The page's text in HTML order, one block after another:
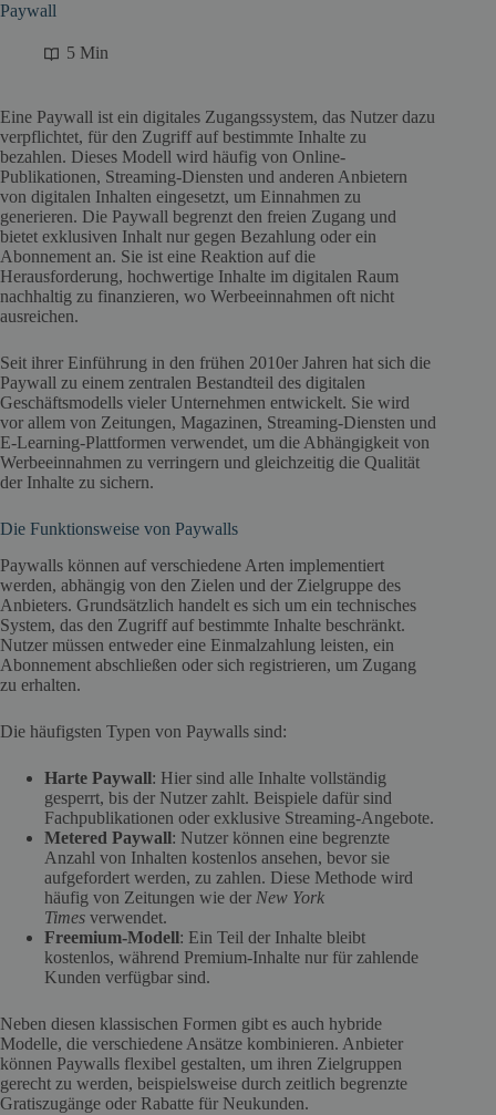
Paywall
5 Min
Eine Paywall ist ein digitales Zugangssystem, das Nutzer dazu
verpflichtet, für den Zugriff auf bestimmte Inhalte zu
bezahlen. Dieses Modell wird häufig von Online-
Publikationen, Streaming-Diensten und anderen Anbietern
von digitalen Inhalten eingesetzt, um Einnahmen zu
generieren. Die Paywall begrenzt den freien Zugang und
bietet exklusiven Inhalt nur gegen Bezahlung oder ein
Abonnement an. Sie ist eine Reaktion auf die
Herausforderung, hochwertige Inhalte im digitalen Raum
nachhaltig zu finanzieren, wo Werbeeinnahmen oft nicht
ausreichen.
Seit ihrer Einführung in den frühen 2010er Jahren hat sich die
Paywall zu einem zentralen Bestandteil des digitalen
Geschäftsmodells vieler Unternehmen entwickelt. Sie wird
vor allem von Zeitungen, Magazinen, Streaming-Diensten und
E-Learning-Plattformen verwendet, um die Abhängigkeit von
Werbeeinnahmen zu verringern und gleichzeitig die Qualität
der Inhalte zu sichern.
Die Funktionsweise von Paywalls
Paywalls können auf verschiedene Arten implementiert
werden, abhängig von den Zielen und der Zielgruppe des
Anbieters. Grundsätzlich handelt es sich um ein technisches
System, das den Zugriff auf bestimmte Inhalte beschränkt.
Nutzer müssen entweder eine Einmalzahlung leisten, ein
Abonnement abschließen oder sich registrieren, um Zugang
zu erhalten.
Die häufigsten Typen von Paywalls sind:
Harte Paywall: Hier sind alle Inhalte vollständig
gesperrt, bis der Nutzer zahlt. Beispiele dafür sind
Fachpublikationen oder exklusive Streaming-Angebote.
Metered Paywall: Nutzer können eine begrenzte
Anzahl von Inhalten kostenlos ansehen, bevor sie
aufgefordert werden, zu zahlen. Diese Methode wird
häufig von Zeitungen wie der New York
Times verwendet.
Freemium-Modell: Ein Teil der Inhalte bleibt
kostenlos, während Premium-Inhalte nur für zahlende
Kunden verfügbar sind.
Neben diesen klassischen Formen gibt es auch hybride
Modelle, die verschiedene Ansätze kombinieren. Anbieter
können Paywalls flexibel gestalten, um ihren Zielgruppen
gerecht zu werden, beispielsweise durch zeitlich begrenzte
Gratiszugänge oder Rabatte für Neukunden.